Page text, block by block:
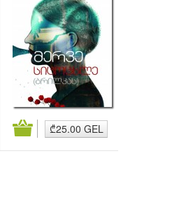
₾25.00 GEL
კალათაში დამატება